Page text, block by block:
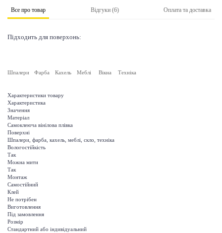
Все про товар Відгуки (6) Оплата та доставка
Підходить для поверхонь:
Шпалери Фарба Кахель Меблі Вікна Техніка
Характеристики товару
Характеристика
Значення
Матеріал
Самоклеюча вінілова плівка
Поверхні
Шпалери, фарба, кахель, меблі, скло, техніка
Вологостійкість
Так
Можна мити
Так
Монтаж
Самостійний
Клей
Не потрібен
Виготовлення
Під замовлення
Розмір
Стандартний або індивідуальний